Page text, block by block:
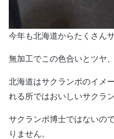
今年も北海道からたくさん
無加工でこの色合いとツヤ
北海道はサクランボのイメ
れる所ではおいしいサクラ
サクランボ博士ではないの
りません。